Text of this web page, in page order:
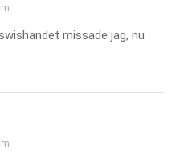
missade jag, nu